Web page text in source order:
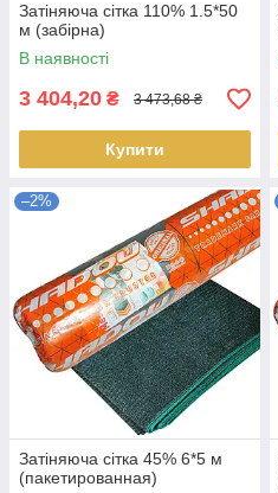
Затіняюча сітка 110% 1.5*50
м (забірна)
В наявності
3 404,20 ₴ 3 473,68 ₴
Купити
–2%
Затіняюча сітка 45% 6*5 м
(пакетированная)